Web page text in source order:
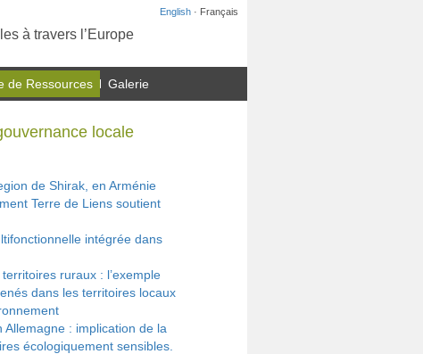
English · Français
à travers l’Europe
de Ressources Galerie
locale
de Shirak, en Arménie
Terre de Liens soutient
intégrée dans
ruraux : l’exemple
dans les territoires locaux
: implication de la
écologiquement sensibles.